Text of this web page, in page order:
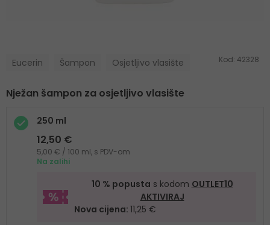
Eucerin Šampon Osjetljivo vlasište Kod: 42328
Nježan šampon za osjetljivo vlasište
250 ml
12,50 €
5,00 € / 100 ml, s PDV-om
Na zalihi
10 % popusta s kodom OUTLET10
AKTIVIRAJ
Nova cijena: 11,25 €